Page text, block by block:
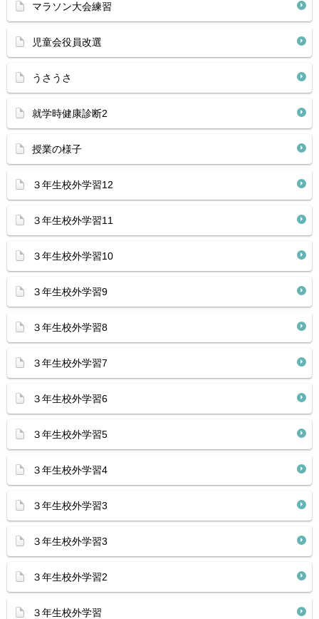
マラソン大会練習
児童会役員改選
うさうさ
就学時健康診断2
授業の様子
３年生校外学習12
３年生校外学習11
３年生校外学習10
３年生校外学習9
３年生校外学習8
３年生校外学習7
３年生校外学習6
３年生校外学習5
３年生校外学習4
３年生校外学習3
３年生校外学習3
３年生校外学習2
３年生校外学習